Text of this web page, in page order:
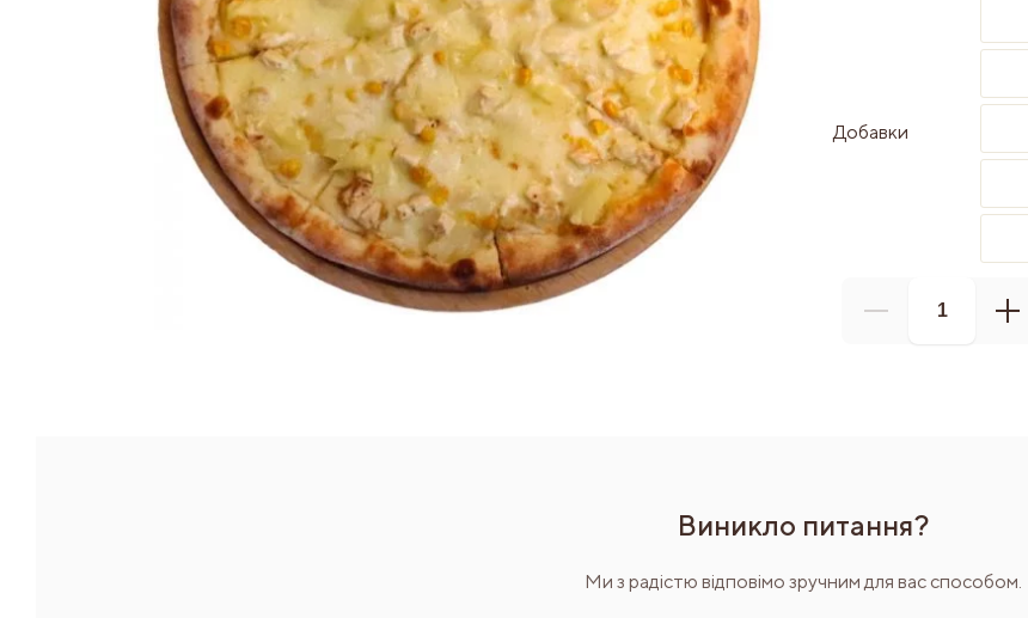
Добавки
Виникло питання?
Ми з радістю відповімо зручним для вас способом.